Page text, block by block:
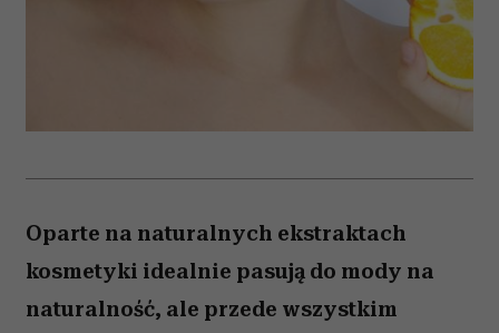
Oparte na naturalnych ekstraktach
kosmetyki idealnie pasują do mody na
naturalność, ale przede wszystkim